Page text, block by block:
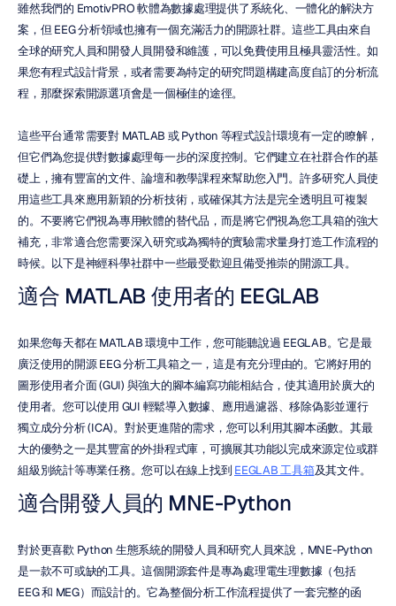
雖然我們的 EmotivPRO 軟體為數據處理提供了系統化、一體化的解決方
案，但 EEG 分析領域也擁有一個充滿活力的開源社群。這些工具由來自
全球的研究人員和開發人員開發和維護，可以免費使用且極具靈活性。如
果您有程式設計背景，或者需要為特定的研究問題構建高度自訂的分析流
程，那麼探索開源選項會是一個極佳的途徑。
這些平台通常需要對 MATLAB 或 Python 等程式設計環境有一定的瞭解，
但它們為您提供對數據處理每一步的深度控制。它們建立在社群合作的基
礎上，擁有豐富的文件、論壇和教學課程來幫助您入門。許多研究人員使
用這些工具來應用新穎的分析技術，或確保其方法是完全透明且可複製
的。不要將它們視為專用軟體的替代品，而是將它們視為您工具箱的強大
補充，非常適合您需要深入研究或為獨特的實驗需求量身打造工作流程的
時候。以下是神經科學社群中一些最受歡迎且備受推崇的開源工具。
適合 MATLAB 使用者的 EEGLAB
如果您每天都在 MATLAB 環境中工作，您可能聽說過 EEGLAB。它是最
廣泛使用的開源 EEG 分析工具箱之一，這是有充分理由的。它將好用的
圖形使用者介面 (GUI) 與強大的腳本編寫功能相結合，使其適用於廣大的
使用者。您可以使用 GUI 輕鬆導入數據、應用過濾器、移除偽影並運行
獨立成分分析 (ICA)。對於更進階的需求，您可以利用其腳本函數。其最
大的優勢之一是其豐富的外掛程式庫，可擴展其功能以完成來源定位或群
組級別統計等專業任務。您可以在線上找到 EEGLAB 工具箱及其文件。
適合開發人員的 MNE-Python
對於更喜歡 Python 生態系統的開發人員和研究人員來說，MNE-Python
是一款不可或缺的工具。這個開源套件是專為處理電生理數據（包括
EEG 和 MEG）而設計的。它為整個分析工作流程提供了一套完整的函